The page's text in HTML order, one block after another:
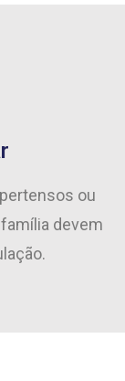
ou
devem